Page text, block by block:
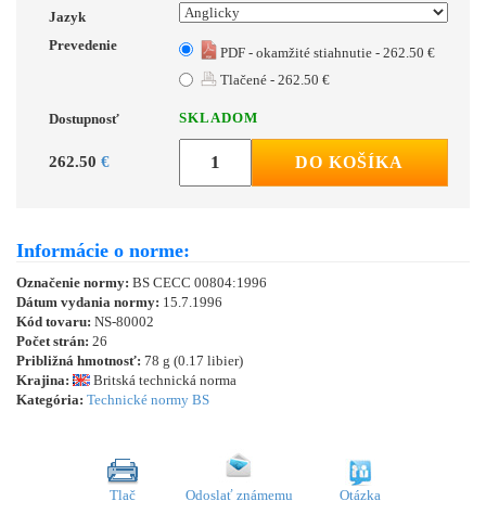
Jazyk
Prevedenie
PDF - okamžité stiahnutie - 262.50 €
Tlačené - 262.50 €
Dostupnosť SKLADOM
262.50 € DO KOŠÍKA
Informácie o norme:
Označenie normy: BS CECC 00804:1996
Dátum vydania normy: 15.7.1996
Kód tovaru: NS-80002
Počet strán: 26
Približná hmotnosť: 78 g (0.17 libier)
Krajina:
Britská technická norma
Kategória: Technické normy BS
Tlač Odoslať známemu Otázka